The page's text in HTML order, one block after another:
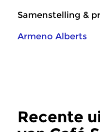
Samenstelling &
Armeno Alberts
Recente